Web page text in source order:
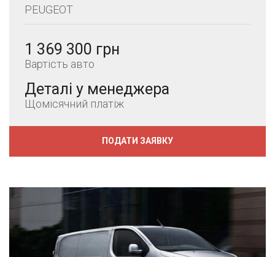
PEUGEOT
1 369 300 грн
Вартість авто
Деталі у менеджера
Щомісячний платіж
ПОДАТИ ЗАЯВКУ